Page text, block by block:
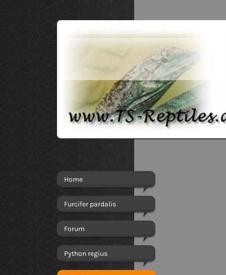
Home
Furcifer pardalis
Forum
Python regius